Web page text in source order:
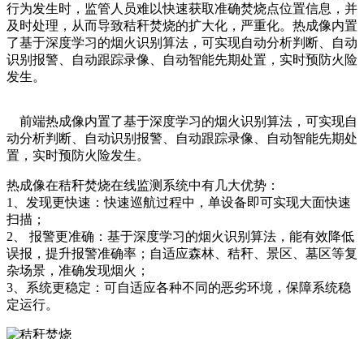
行为发生时，监管人员难以快速获取准确焚烧点位置信息，并
及时处理，从而导致秸秆焚烧的扩大化，严重化。热成像内置
了基于深度学习的烟火识别算法，可实现自动分析判断、自动
识别报警、自动跟踪录像、自动智能先期处置，实时预防火险
发生。
前端热成像内置了基于深度学习的烟火识别算法，可实现自
动分析判断、自动识别报警、自动跟踪录像、自动智能先期处
置，实时预防火险发生。
热成像在秸秆焚烧在线监测系统中有几大优势：
1、发现更快速：快速巡航过程中，单设备即可实现大面快速
扫描；
2、 报警更准确：基于深度学习的烟火识别算法，能有效降低
误报，提升报警准确率；自适应森林、秸秆、景区、墓区等复
杂场景，准确发现烟火；
3、系统更稳定：可自适应各种不同的恶劣环境，保障系统稳
定运行。